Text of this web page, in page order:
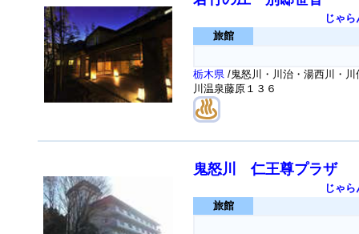
じゃら
旅館
栃木県 /鬼怒川・川治・湯西川・
川温泉藤原１３６
鬼怒川 仁王尊プラザ
じゃら
旅館